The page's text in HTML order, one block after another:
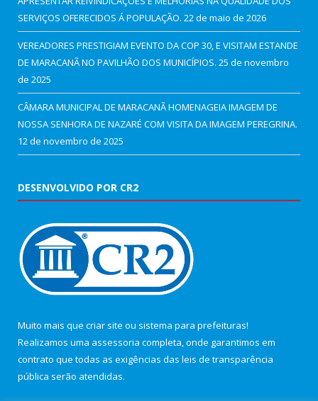
SERVIÇOS OFERECIDOS Á POPULAÇÃO. 22 de maio de 2026
VEREADORES PRESTIGIAM EVENTO DA COP 30, E VISITAM ESTANDE
DE MARACANÃ NO PAVILHÃO DOS MUNICÍPIOS. 25 de novembro
de 2025
CÂMARA MUNICIPAL DE MARACANÃ HOMENAGEIA IMAGEM DE
NOSSA SENHORA DE NAZARÉ COM VISITA DA IMAGEM PEREGRINA.
12 de novembro de 2025
DESENVOLVIDO POR CR2
Muito mais que criar site ou sistema para prefeituras!
Realizamos uma assessoria completa, onde garantimos em
contrato que todas as exigências das leis de transparência
pública serão atendidas.